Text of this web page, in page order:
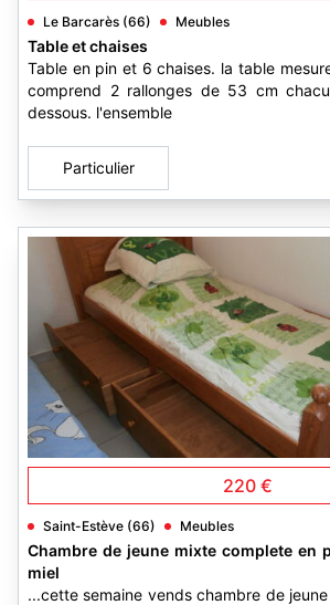
Le Barcarès (66) Meubles
Table et chaises
Table en pin et 6 chaises. la table
comprend 2 rallonges de 53 cm
dessous. l'ensemble
Particulier
220 €
Saint-Estève (66) Meubles
Chambre de jeune mixte complete en
miel
...cette semaine vends chambre de